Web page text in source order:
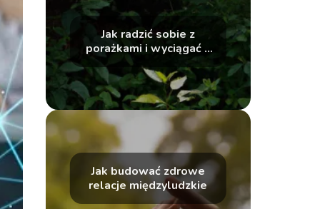
Jak radzić sobie z
porażkami i wyciągać z
nich lekcje
Jak budować zdrowe
relacje międzyludzkie